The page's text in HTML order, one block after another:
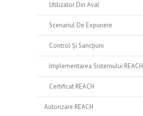
Utilizator Din Aval
Scenariul De Expunere
Control Și Sancțiuni
Implementarea Sistemului REACH
Certificat REACH
Autorizare REACH